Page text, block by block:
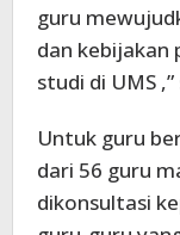
guru
dan kebijakan
studi di UMS
Untuk guru
dari 56 guru
dikonsultasi